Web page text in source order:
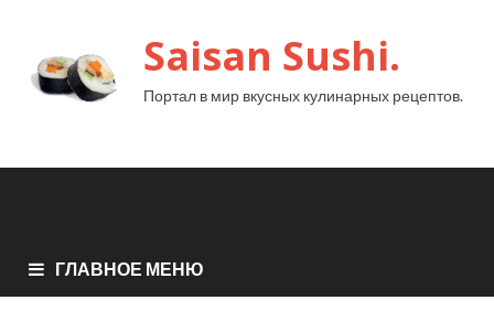
Saisan Sushi.
Портал в мир вкусных кулинарных рецептов.
ГЛАВНОЕ МЕНЮ